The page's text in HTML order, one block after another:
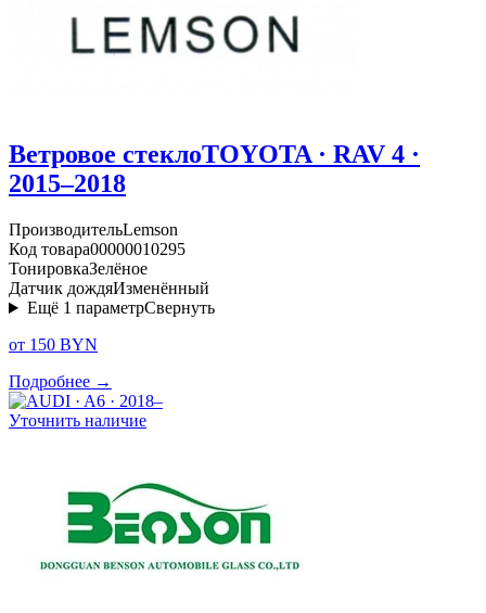
Ветровое стеклоTOYOTA · RAV 4 ·
2015–2018
ПроизводительLemson
Код товара00000010295
ТонировкаЗелёное
Датчик дождяИзменённый
Ещё 1 параметрСвернуть
от 150 BYN
Подробнее →
Уточнить наличие